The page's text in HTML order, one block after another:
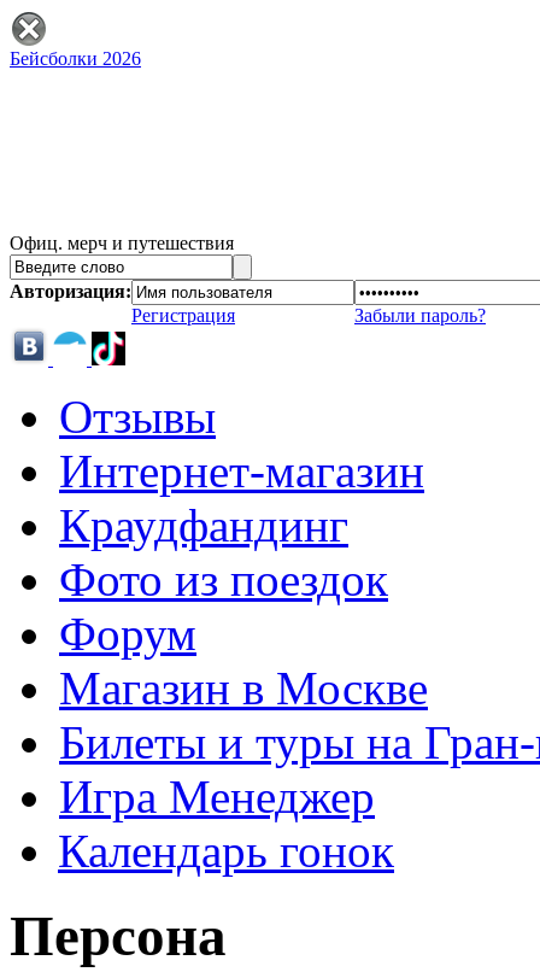
Бейсболки 2026
Офиц. мерч и путешествия
Авторизация:
Регистрация
Забыли пароль?
Отзывы
Интернет-магазин
Краудфандинг
Фото из поездок
Форум
Магазин в Москве
Билеты и туры на
Игра Менеджер
Календарь гонок
Персона